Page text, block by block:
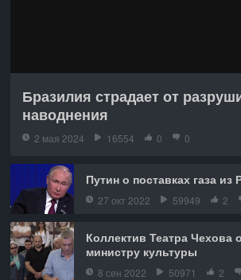
Бразилия страдает от
наводнения
2 мая 2024 16554 0 0
Путин о поставках газа
27 окт 2022 59949 2
Коллектив Театра Чехова
министру культуры
8 сен 2022 50971 2